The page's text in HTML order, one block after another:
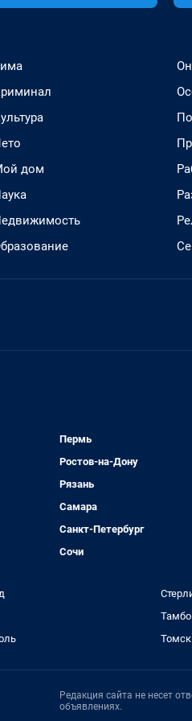
дом
Пермь
Ростов-на-Дону
Рязань
Самара
Санкт-Петербург
Сочи
Томск
Редакция сайта не несет
объявлениях.